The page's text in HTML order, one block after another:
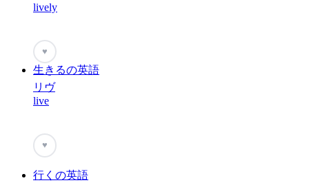
lively
♥
生きるの英語
リヴ
live
♥
行くの英語